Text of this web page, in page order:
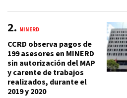
MINERD
CCRD observa pagos de
199 asesores en MINERD
sin autorización del MAP
y carente de trabajos
realizados, durante el
2019 y 2020